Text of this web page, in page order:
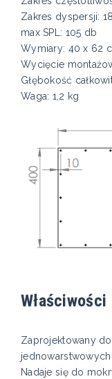
Zakres dyspersji:
max SPL: 105 db
Wymiary: 40 x 62
Wycięcie
Głębokość
Waga: 1,2 kg
Właściwości
Zaprojektowany
Nadaje się do